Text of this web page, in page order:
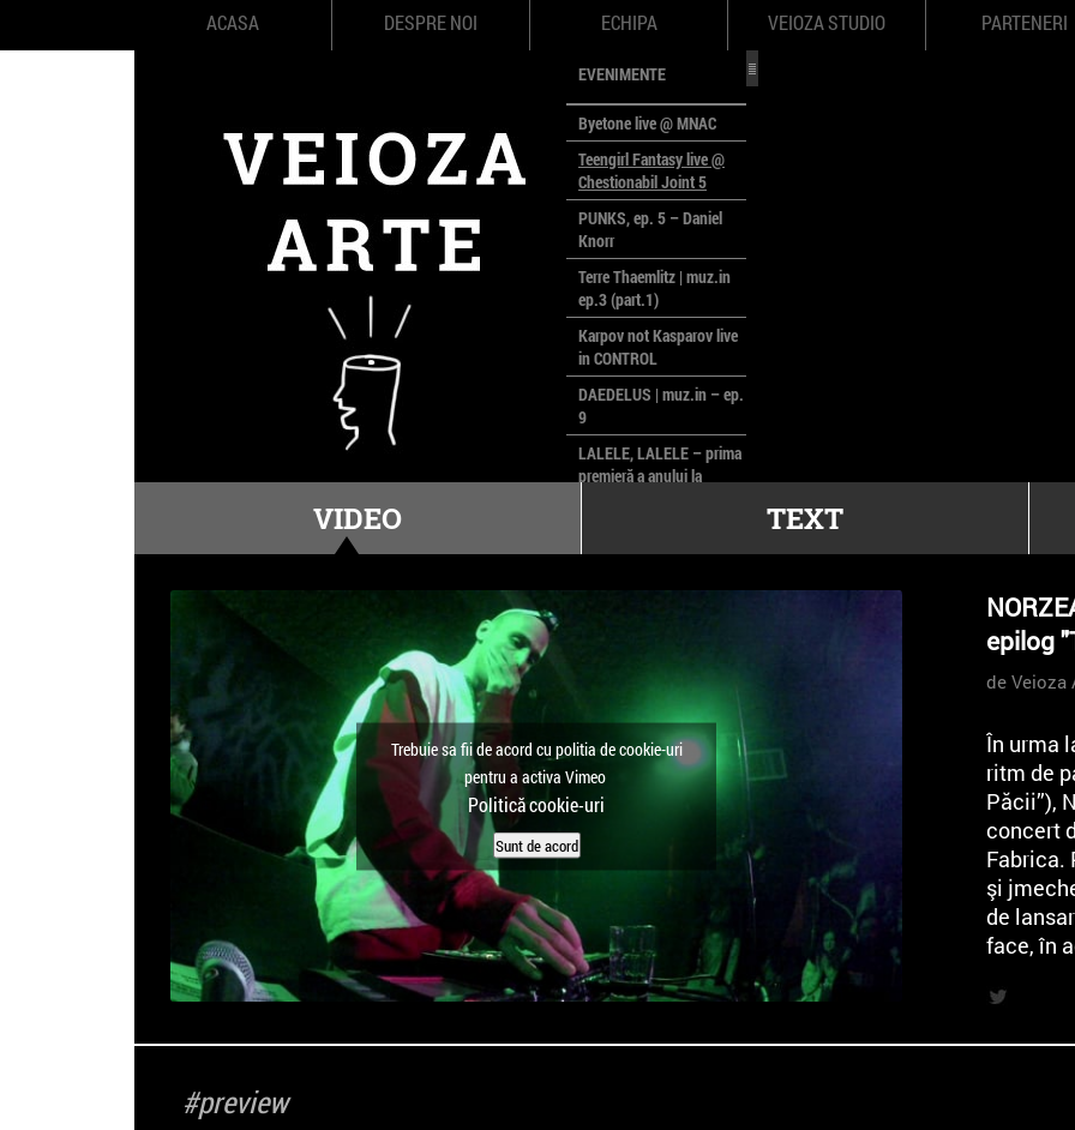
ACASA DESPRE NOI ECHIPA VEIOZA STUDIO PARTENERI
EVENIMENTE
Byetone live @ MNAC
Teengirl Fantasy live @
Chestionabil Joint 5
PUNKS, ep. 5 – Daniel
Knorr
Terre Thaemlitz | muz.in
ep.3 (part.1)
Karpov not Kasparov live
in CONTROL
DAEDELUS | muz.in – ep.
9
LALELE, LALELE – prima
premieră a anului la
poloneze la București
PEOPLE OF ROMANIA se
Outernational
VIDEO TEXT
Trebuie sa fii de acord cu politia de cookie-uri
pentru a activa Vimeo
Politică cookie-uri
Sunt de acord
epilog
de Veioza
În urma
ritm de
Păcii”),
concert
Fabrica.
şi
de
face, în
Noul
ritm de
#preview